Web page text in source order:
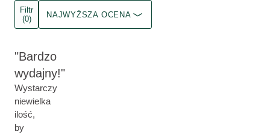
Filtr
(0)
NAJWYŻSZA OCENA
Bardzo
wydajny!
Wystarczy
niewielka
ilość,
by